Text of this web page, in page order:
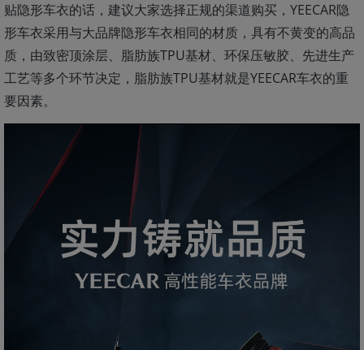
贴隐形车衣的话，建议大家选择正规的渠道购买，YEECAR隐
形车衣采用与大品牌隐形车衣相同的材质，具有不黄变的高品
质，由致密顶涂层、脂肪族TPU基材、环保压敏胶、先进生产
工艺等多个环节决定，脂肪族TPU基材就是YEECAR车衣的重
要因素。